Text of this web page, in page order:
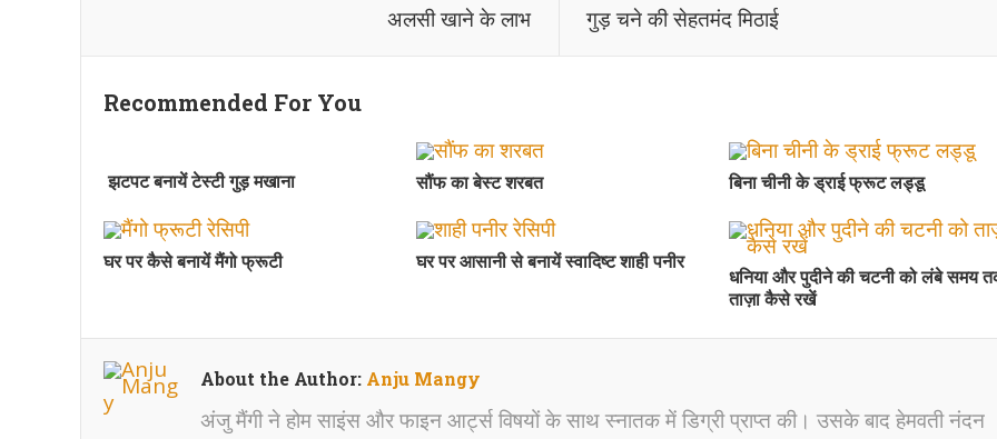
अलसी खाने के लाभ गुड़ चने की सेहतमंद मिठाई
Recommended For You
झटपट बनायें टेस्टी गुड़ मखाना सौंफ का बेस्ट शरबत बिना चीनी के ड्राई फ्रूट लड्डू
घर पर कैसे बनायें मैंगो फ्रूटी घर पर आसानी से बनायें स्वादिष्ट शाही पनीर
धनिया और पुदीने की चटनी को लंबे समय
ताज़ा कैसे रखें
About the Author: Anju Mangy
अंजु मैंगी ने होम साइंस और फाइन आर्ट्स विषयों के साथ स्नातक में डिग्री प्राप्त की। उसके बाद हेमवती नंदन